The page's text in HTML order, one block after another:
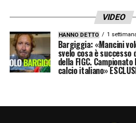
cambiare. Il risultato è che
tipo di partita, vediamoi
per un diverso tipo di
palla.
VIDEO
HANNO DETTO 1
Bargiggia: «Mancini
svelo cosa è
della FIGC.
calcio italiano»